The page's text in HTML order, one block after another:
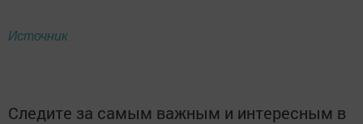
Источник
Следите за самым важным и интересным в